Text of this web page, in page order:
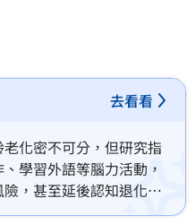
去看看
化密不可分，但研究指
學習外語等腦力活動，
，甚至延後認知退化發
保持「精神環境豐富